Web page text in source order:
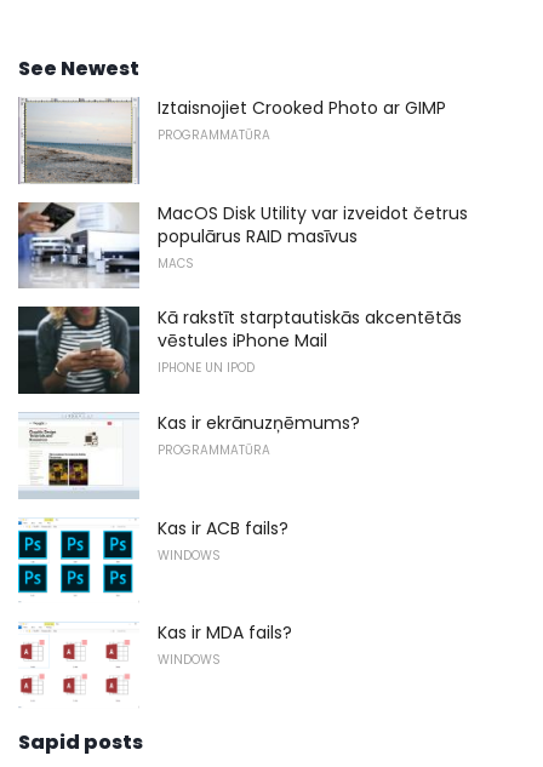
See Newest
Iztaisnojiet Crooked Photo ar GIMP
PROGRAMMATŪRA
MacOS Disk Utility var izveidot četrus
populārus RAID masīvus
MACS
Kā rakstīt starptautiskās akcentētās
vēstules iPhone Mail
IPHONE UN IPOD
Kas ir ekrānuzņēmums?
PROGRAMMATŪRA
Kas ir ACB fails?
WINDOWS
Kas ir MDA fails?
WINDOWS
Sapid posts